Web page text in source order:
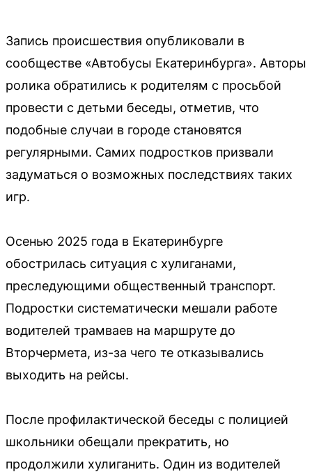
Запись происшествия опубликовали в
сообществе «Автобусы Екатеринбурга». Авторы
ролика обратились к родителям с просьбой
провести с детьми беседы, отметив, что
подобные случаи в городе становятся
регулярными. Самих подростков призвали
задуматься о возможных последствиях таких
игр.
Осенью 2025 года в Екатеринбурге
обострилась ситуация с хулиганами,
преследующими общественный транспорт.
Подростки систематически мешали работе
водителей трамваев на маршруте до
Вторчермета, из-за чего те отказывались
выходить на рейсы.
После профилактической беседы с полицией
школьники обещали прекратить, но
продолжили хулиганить. Один из водителей